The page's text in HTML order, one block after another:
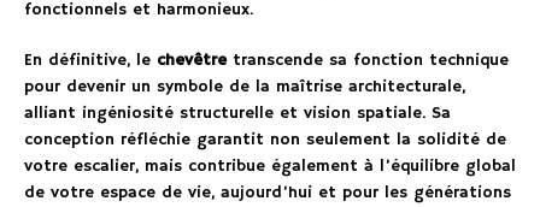
fonctionnels et harmonieux.
En définitive, le chevêtretranscende sa fonction technique
pour devenir un symbole de la maîtrise architecturale,
alliant ingéniosité structurelle et vision spatiale. Sa
conception réfléchie garantit non seulement la solidité de
votre escalier, mais contribue également à l’équilibre global
de votre espace de vie, aujourd’hui et pour les générations